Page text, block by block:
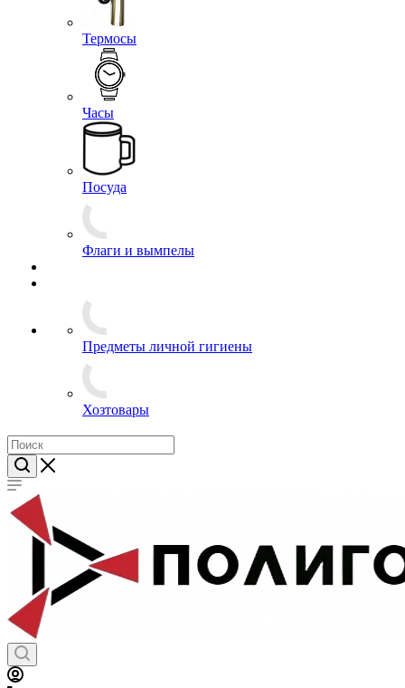
Брелоки
Канцелярия и обложки для документов
Ножи
Термосы
Часы
Посуда
Предметы личной гигиены